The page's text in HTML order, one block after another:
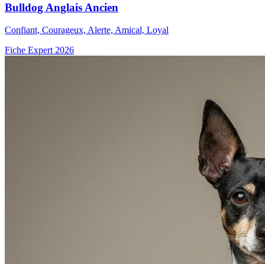
Bulldog Anglais Ancien
Confiant, Courageux, Alerte, Amical, Loyal
Fiche Expert 2026